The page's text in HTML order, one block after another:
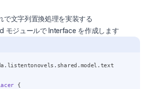
文字列置換処理を実装する
モジュールで Interface を作成します
{